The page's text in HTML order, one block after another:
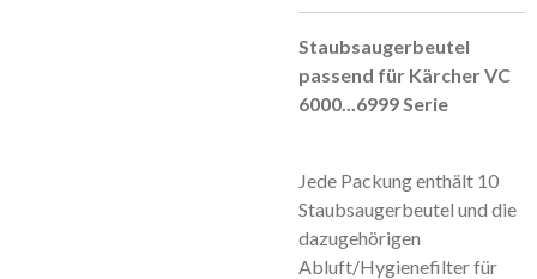
Staubsaugerbeutel
passend für Kärcher VC
6000...6999 Serie
Jede Packung enthält 10
Staubsaugerbeutel und die
dazugehörigen
Abluft/Hygienefilter für